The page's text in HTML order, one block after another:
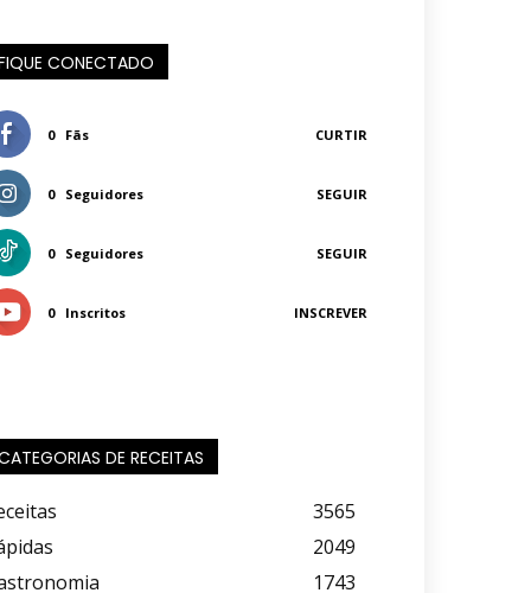
CONECTADO
0 Fãs CURTIR
0 Seguidores SEGUIR
0 Seguidores SEGUIR
0 Inscritos INSCREVER
DE RECEITAS
3565
2049
1743